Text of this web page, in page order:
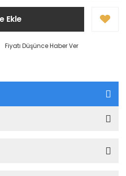
Ekle
Fiyatı Düşünce Haber Ver